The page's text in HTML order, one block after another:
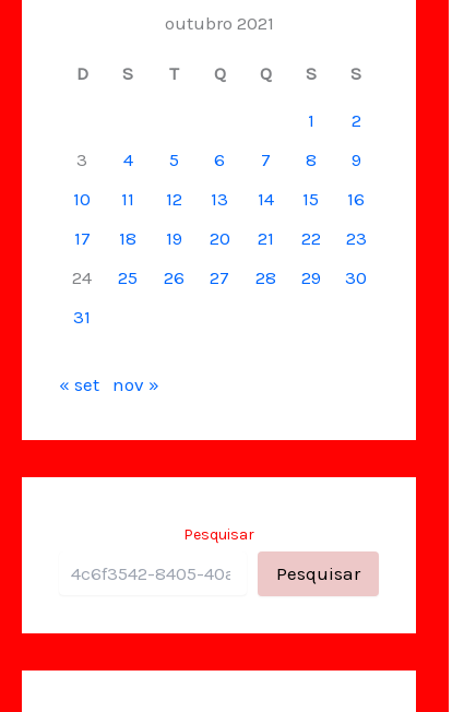
outubro 2021
D S T Q Q S S
1
2
3
4 5 6 7 8
9
10
11 12 13 14 15
16
17
18 19 20 21 22
23
24
25 26 27 28 29
30
31
« set nov »
Pesquisar
Pesquisar